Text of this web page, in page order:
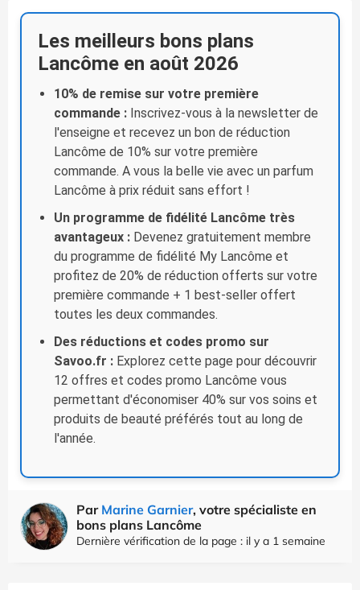
Les meilleurs bons plans
Lancôme en août 2026
10% de remise sur votre première
commande : Inscrivez-vous à la newsletter de
l'enseigne et recevez un bon de réduction
Lancôme de 10% sur votre première
commande. A vous la belle vie avec un parfum
Lancôme à prix réduit sans effort !
Un programme de fidélité Lancôme très
avantageux : Devenez gratuitement membre
du programme de fidélité My Lancôme et
profitez de 20% de réduction offerts sur votre
première commande + 1 best-seller offert
toutes les deux commandes.
Des réductions et codes promo sur
Savoo.fr : Explorez cette page pour découvrir
12 offres et codes promo Lancôme vous
permettant d'économiser 40% sur vos soins et
produits de beauté préférés tout au long de
l'année.
Par Marine Garnier, votre spécialiste en
bons plans Lancôme
Dernière vérification de la page : il y a 1 semaine